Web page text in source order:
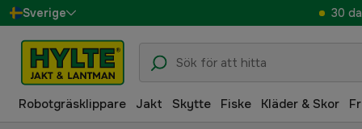
Sverige
Danmark
Suomi
Norge
30
Robotgräsklippare Jakt Skytte Fiske Kläder & Skor